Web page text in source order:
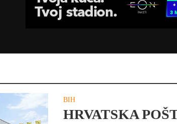
BIH
HRVATSKA